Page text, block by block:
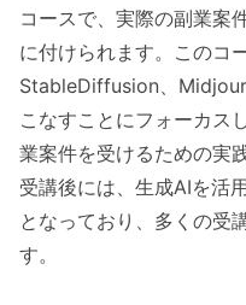
コースで、実際の副業案
に付けられます。このコ
StableDiffusion、
こなすことにフォーカス
業案件を受けるための実
受講後には、生成AIを活
となっており、多くの受
す。